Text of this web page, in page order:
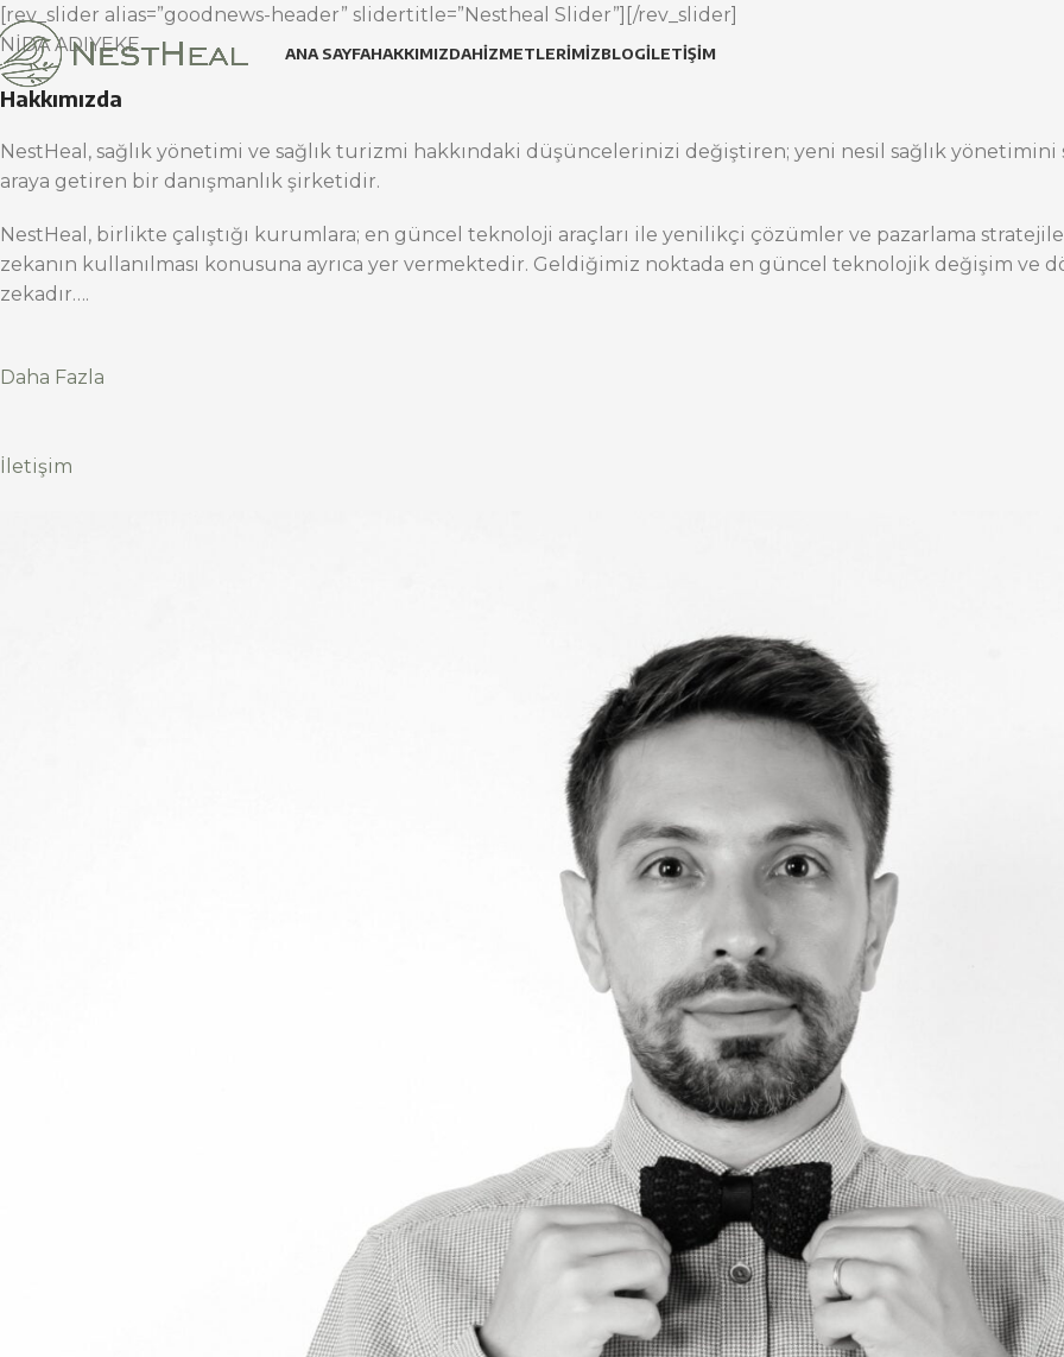
ANA SAYFAHAKKIMIZDAHIZMETLERIMIZBLOGİLETIŞIM
[rev_slider alias=”goodnews-header” slidertitle=”Nestheal Slider”][/rev_slider]
NİDA ADIYEKE
Hakkımızda
NestHeal, sağlık yönetimi ve sağlık turizmi hakkındaki düşüncelerinizi değiştiren; yeni nesil sağlık
araya getiren bir danışmanlık şirketidir.
NestHeal, birlikte çalıştığı kurumlara; en güncel teknoloji araçları ile yenilikçi çözümler ve pazarlama
zekanın kullanılması konusuna ayrıca yer vermektedir. Geldiğimiz noktada en güncel teknolojik değişim ve
zekadır….
Daha Fazla
İletişim